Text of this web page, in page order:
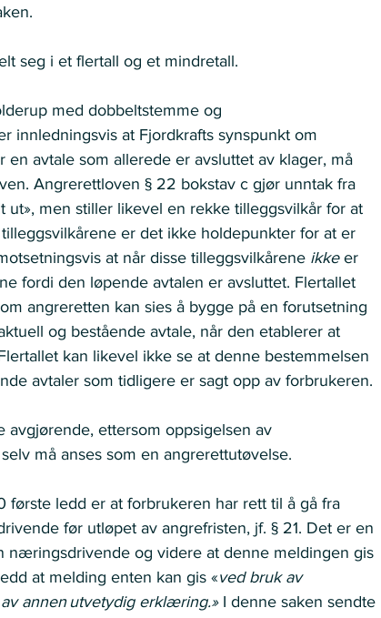
seg i et flertall og et mindretall.
med dobbeltstemme og
innledningsvis at Fjordkrafts synspunkt om
avtale som allerede er avsluttet av klager, må
Angrerettloven § 22 bokstav c gjør unntak fra
men stiller likevel en rekke tilleggsvilkår for at
er det ikke holdepunkter for at er
at når disse tilleggsvilkårene ikke er
fordi den løpende avtalen er avsluttet. Flertallet
angreretten kan sies å bygge på en forutsetning
og bestående avtale, når den etablerer at
kan likevel ikke se at denne bestemmelsen
avtaler som tidligere er sagt opp av forbrukeren.
avgjørende, ettersom oppsigelsen av
må anses som en angrerettutøvelse.
første ledd er at forbrukeren har rett til å gå fra
før utløpet av angrefristen, jf. § 21. Det er en
næringsdrivende og videre at denne meldingen gis
at melding enten kan gis «ved bruk av
annen utvetydig erklæring.» I denne saken sendte